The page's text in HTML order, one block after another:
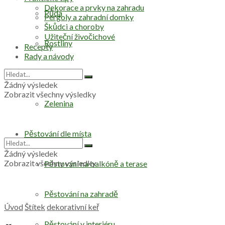
Půda
Rostliny
Zelenina
Pěstování dle místa
Pěstování na balkóně a terase
Pěstování na zahradě
Dekorace a prvky na zahradu
Pergoly a zahradní domky
Škůdci a choroby
Užiteční živočichové
Recepty
Rady a návody
Žádný výsledek
Zobrazit všechny výsledky
Žádný výsledek
Zobrazit všechny výsledky
Úvod Štítek dekorativní keř